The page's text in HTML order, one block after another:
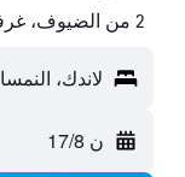
2 من الضيوف، غرفة واحدة
لاندك، النمسا
ن 17/8